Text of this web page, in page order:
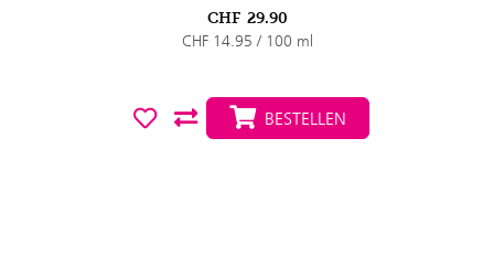
CHF 29.90
CHF 14.95 / 100 ml
BESTELLEN